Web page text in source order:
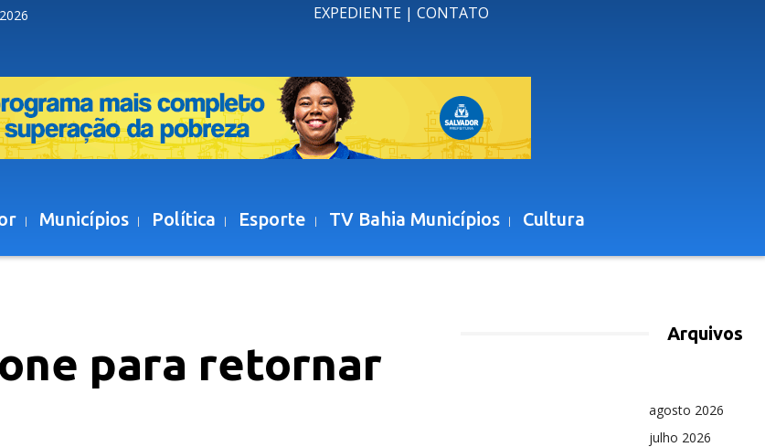
EXPEDIENTE | CONTATO
Municípios Política Esporte TV Bahia Municípios Cultura
para retornar
Arquivos
agosto 2026
julho 2026